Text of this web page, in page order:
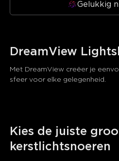
Gelukkig
DreamView
Met DreamView creëer je
sfeer voor elke gelegenheid.
Kies de juiste
kerstlichtsnoeren